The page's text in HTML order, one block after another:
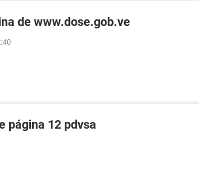
de www.dose.gob.ve
página 12 pdvsa